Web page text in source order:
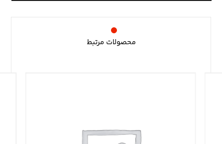
محصولات مرتبط